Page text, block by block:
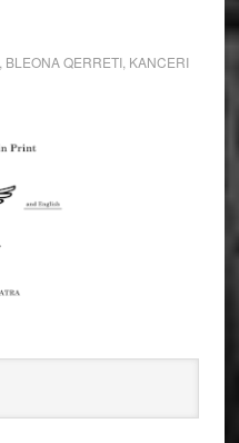
BLEONA QERRETI, KANCERI